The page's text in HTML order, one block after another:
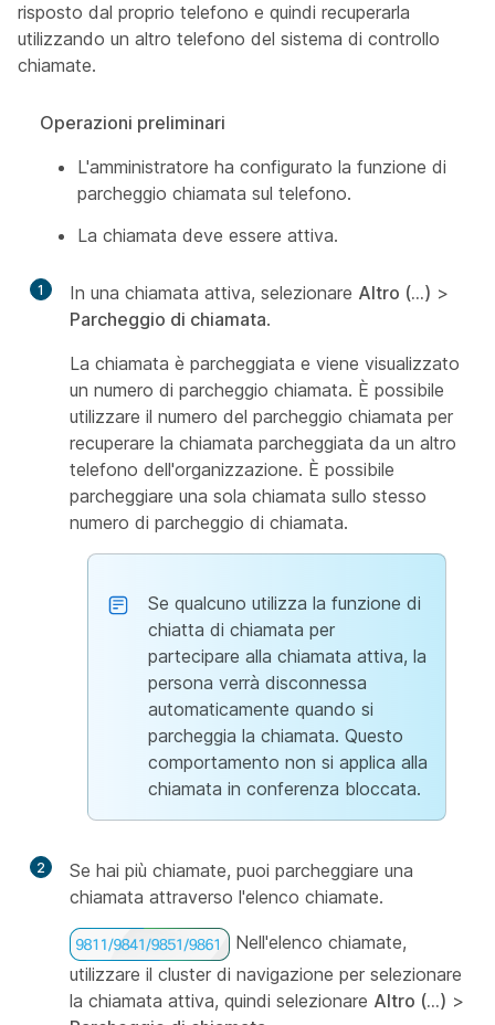
risposto dal proprio telefono e quindi recuperarla
utilizzando un altro telefono del sistema di controllo
chiamate.
Operazioni preliminari
L'amministratore ha configurato la funzione di
parcheggio chiamata sul telefono.
La chiamata deve essere attiva.
1 In una chiamata attiva, selezionare Altro (...) >
Parcheggio di chiamata.
La chiamata è parcheggiata e viene visualizzato
un numero di parcheggio chiamata. È possibile
utilizzare il numero del parcheggio chiamata per
recuperare la chiamata parcheggiata da un altro
telefono dell'organizzazione. È possibile
parcheggiare una sola chiamata sullo stesso
numero di parcheggio di chiamata.
Se qualcuno utilizza la funzione di
chiatta di chiamata per
partecipare alla chiamata attiva, la
persona verrà disconnessa
automaticamente quando si
parcheggia la chiamata. Questo
comportamento non si applica alla
chiamata in conferenza bloccata.
2
Se hai più chiamate, puoi parcheggiare una
chiamata attraverso l'elenco chiamate.
Nell'elenco chiamate,
utilizzare il cluster di navigazione per selezionare
la chiamata attiva, quindi selezionare Altro (...) >